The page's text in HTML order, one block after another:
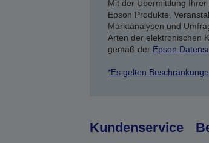
Mit der Übermittlung
Epson Produkte,
Marktanalysen und
Arten der elektronischen
gemäß der Epson
*Es gelten
Kundenservice